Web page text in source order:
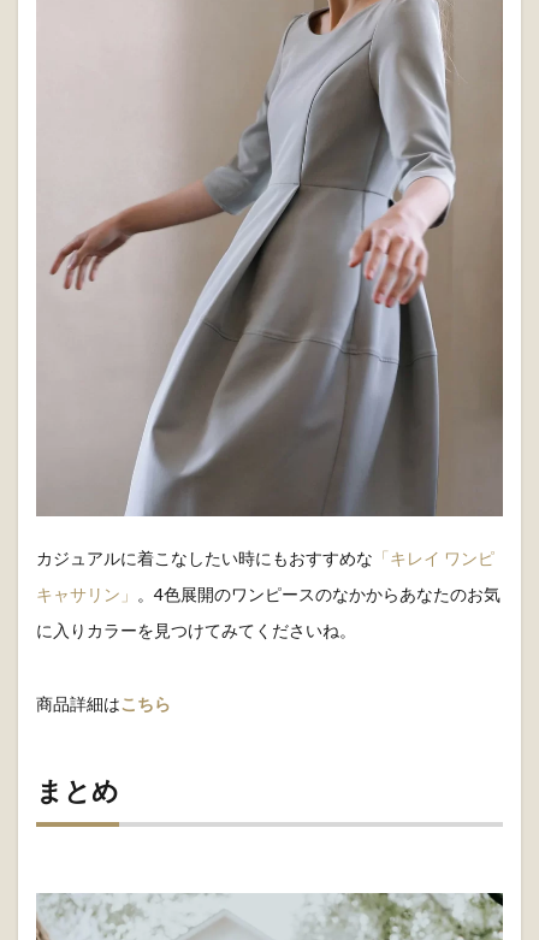
着太りしそうで、明るい色に挑戦するのが怖いという方は、
落ち着いたベーシックカラーのブレザーやカーディガンを合
わせるとスマートに着こなせます。
「レジーナリスレ」が誇る、ほめられコクーン（トップが綺
麗に見える設計）を採用したワンピースはくびれまで綺麗な
シルエットに。